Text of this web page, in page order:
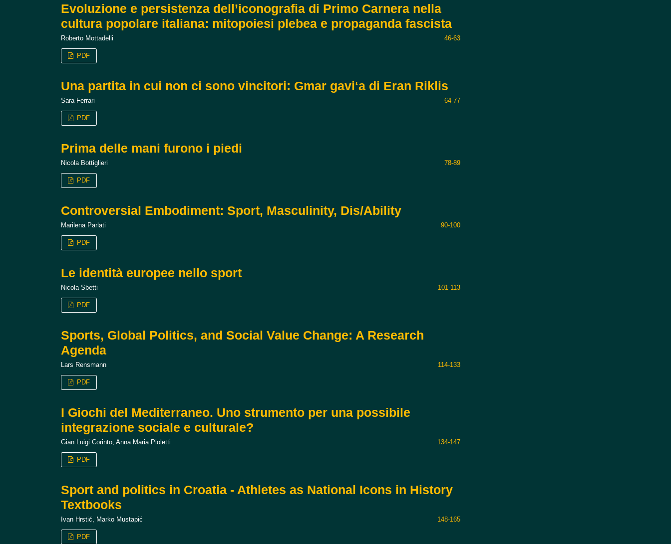
Evoluzione e persistenza dell’iconografia di Primo Carnera nella
cultura popolare italiana: mitopoiesi plebea e propaganda fascista
Roberto Mottadelli 46-63
PDF
Una partita in cui non ci sono vincitori: Gmar gaviʻa di Eran Riklis
Sara Ferrari 64-77
PDF
Prima delle mani furono i piedi
Nicola Bottiglieri 78-89
PDF
Controversial Embodiment: Sport, Masculinity, Dis/Ability
Marilena Parlati 90-100
PDF
Le identità europee nello sport
Nicola Sbetti 101-113
PDF
Sports, Global Politics, and Social Value Change: A Research
Agenda
Lars Rensmann 114-133
PDF
I Giochi del Mediterraneo. Uno strumento per una possibile
integrazione sociale e culturale?
Gian Luigi Corinto, Anna Maria Pioletti 134-147
PDF
Sport and politics in Croatia - Athletes as National Icons in History
Textbooks
Ivan Hrstić, Marko Mustapić 148-165
PDF